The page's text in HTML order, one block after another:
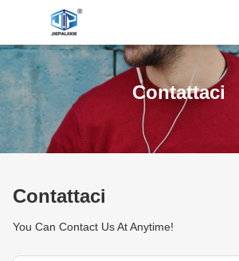
Contattaci
Contattaci
You Can Contact Us At Anytime!